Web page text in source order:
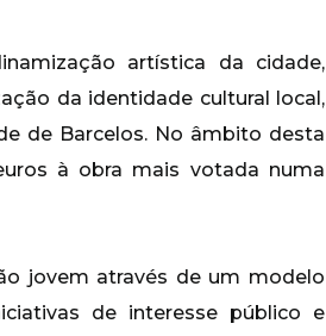
artística da cidade,
da identidade cultural local,
de Barcelos. No âmbito desta
à obra mais votada numa
jovem através de um modelo
de interesse público e